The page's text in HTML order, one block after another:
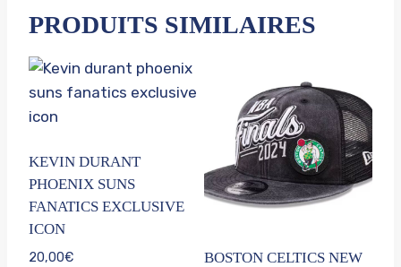
PRODUITS SIMILAIRES
KEVIN DURANT
PHOENIX SUNS
FANATICS EXCLUSIVE
ICON
20,00€
BOSTON CELTICS NEW